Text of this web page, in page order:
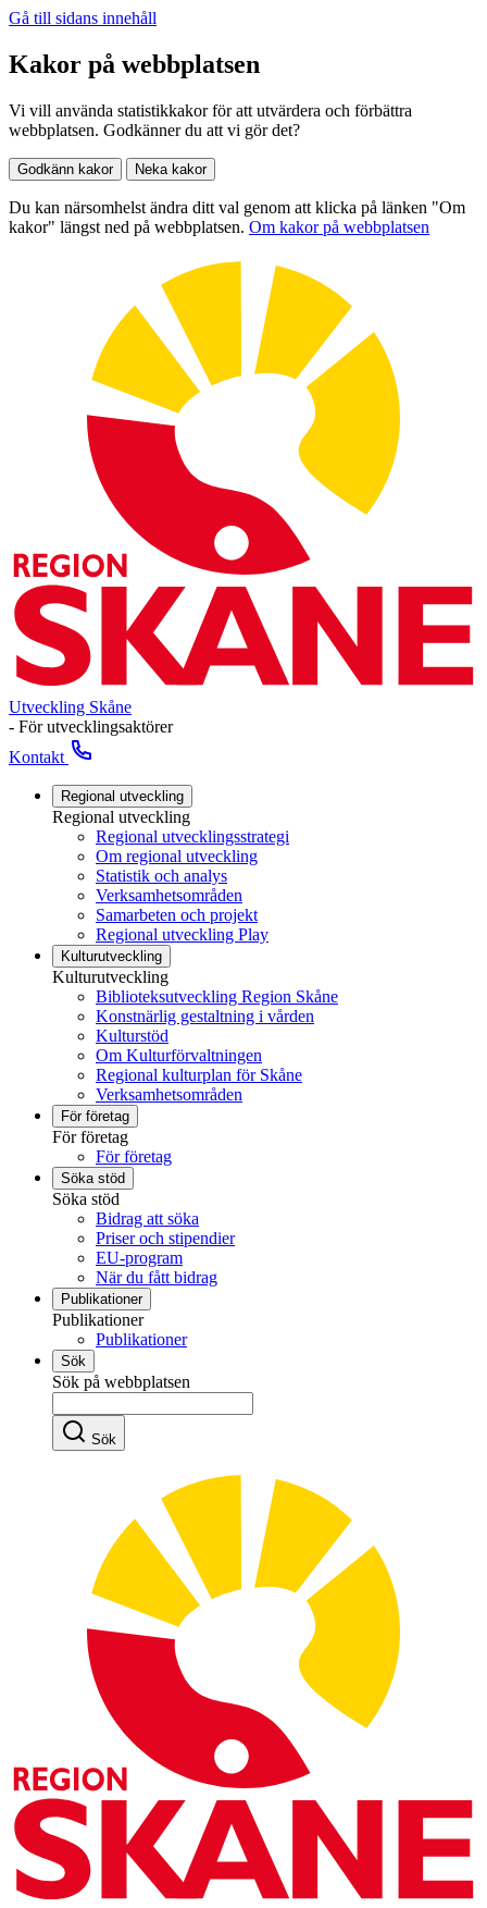
Gå till sidans innehåll
Kakor på webbplatsen
Vi vill använda statistikkakor för att utvärdera och förbättra
webbplatsen. Godkänner du att vi gör det?
Godkänn kakor Neka kakor
Du kan närsomhelst ändra ditt val genom att klicka på länken "Om
kakor" längst ned på webbplatsen. Om kakor på webbplatsen
Utveckling Skåne
- För utvecklingsaktörer
Kontakt
Regional utveckling
Regional utveckling
Regional utvecklingsstrategi
Om regional utveckling
Statistik och analys
Verksamhetsområden
Samarbeten och projekt
Regional utveckling Play
Kulturutveckling
Kulturutveckling
Biblioteksutveckling Region Skåne
Konstnärlig gestaltning i vården
Kulturstöd
Om Kulturförvaltningen
Regional kulturplan för Skåne
Verksamhetsområden
För företag
För företag
För företag
Söka stöd
Söka stöd
Bidrag att söka
Priser och stipendier
EU-program
När du fått bidrag
Publikationer
Publikationer
Publikationer
Sök
Sök på webbplatsen
Sök